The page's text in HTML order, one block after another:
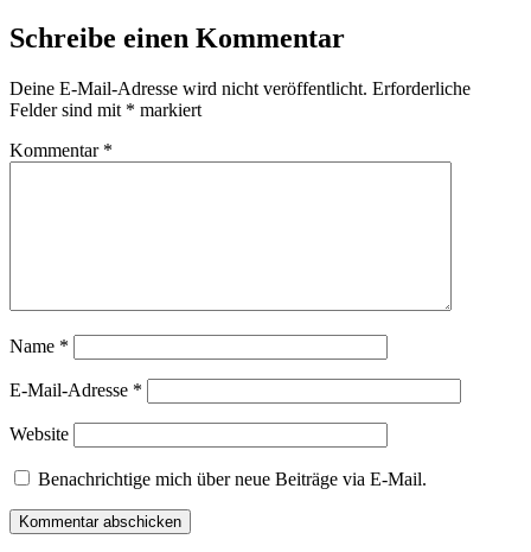
Schreibe einen Kommentar
Deine E-Mail-Adresse wird nicht veröffentlicht. Erforderliche
Felder sind mit * markiert
Kommentar *
Name *
E-Mail-Adresse *
Website
Benachrichtige mich über neue Beiträge via E-Mail.